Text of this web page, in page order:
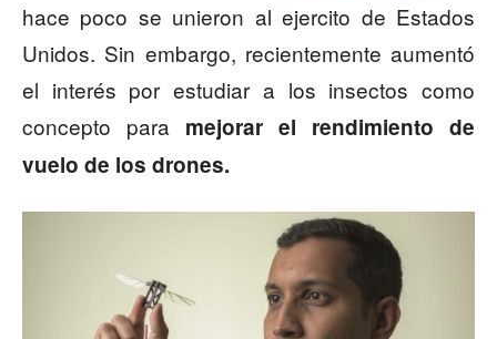
hace poco se unieron al ejercito de Estados
Unidos. Sin embargo, recientemente aumentó
el interés por estudiar a los insectos como
concepto para mejorar el rendimiento de
vuelo de los drones.